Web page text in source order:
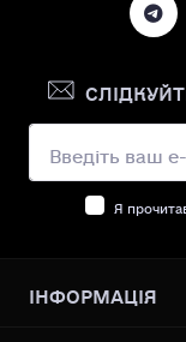
Я
ІНФОРМАЦІЯ